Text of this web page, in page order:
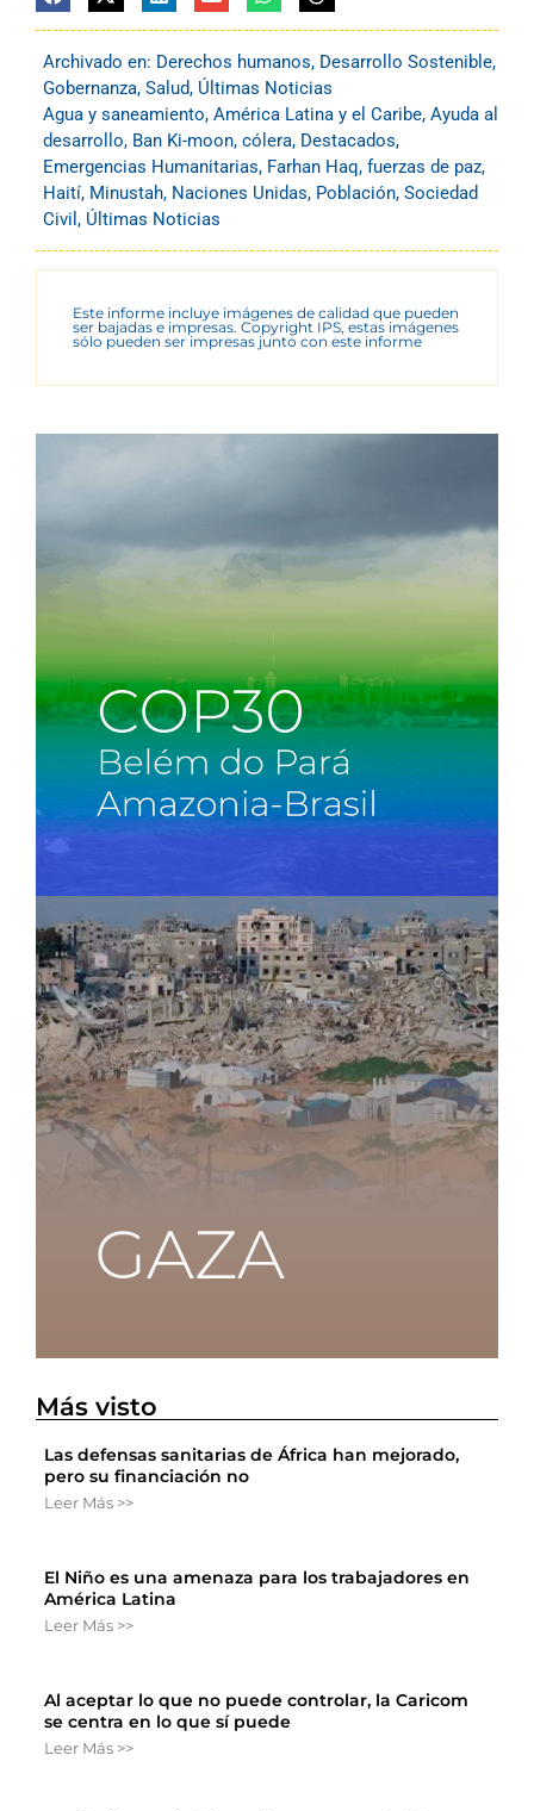
Archivado en: Derechos humanos, Desarrollo Sostenible,
Gobernanza, Salud, Últimas Noticias
Agua y saneamiento, América Latina y el Caribe, Ayuda al
desarrollo, Ban Ki-moon, cólera, Destacados,
Emergencias Humanitarias, Farhan Haq, fuerzas de paz,
Haití, Minustah, Naciones Unidas, Población, Sociedad
Civil , Últimas Noticias
Este informe incluye imágenes de calidad que pueden
ser bajadas e impresas. Copyright IPS, estas imágenes
sólo pueden ser impresas junto con este informe
Más visto
Las defensas sanitarias de África han mejorado,
pero su financiación no
Leer Más >>
El Niño es una amenaza para los trabajadores en
América Latina
Leer Más >>
Al aceptar lo que no puede controlar, la Caricom
se centra en lo que sí puede
Leer Más >>